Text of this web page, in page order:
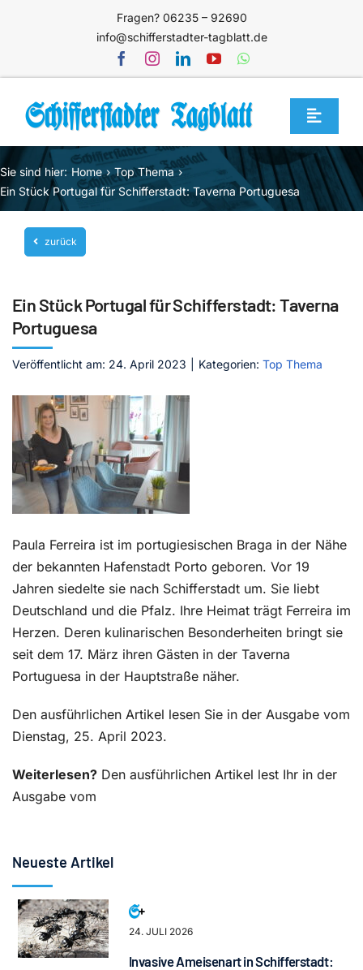
Fragen? 06235 – 92690
info@schifferstadter-tagblatt.de
Toggle
Home
Themen
Blog
Unternehmen
Mediathek
Jetzt abonnieren
Sie sind hier: Home
Top Thema
Ein Stück Portugal für Schifferstadt: Taverna Portuguesa
zurück
Ein Stück Portugal für Schifferstadt: Taverna
Portuguesa
Veröffentlicht am: 24. April 2023 Kategorien: Top Thema
Paula Ferreira ist im portugiesischen Braga in der Nähe
der bekannten Hafenstadt Porto geboren. Vor 19
Jahren siedelte sie nach Schifferstadt um. Sie liebt
Deutschland und die Pfalz. Ihre Heimat trägt Ferreira im
Herzen. Deren kulinarischen Besonderheiten bringt sie
seit dem 17. März ihren Gästen in der Taverna
Portuguesa in der Hauptstraße näher.
Den ausführlichen Artikel lesen Sie in der Ausgabe vom
Dienstag, 25. April 2023.
Weiterlesen? Den ausführlichen Artikel lest Ihr in der
Ausgabe vom
Neueste Artikel
24. JULI 2026
Invasive Ameisenart in Schifferstadt: